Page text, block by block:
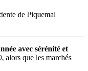
de Piquemal
avec sérénité et
alors que les marchés